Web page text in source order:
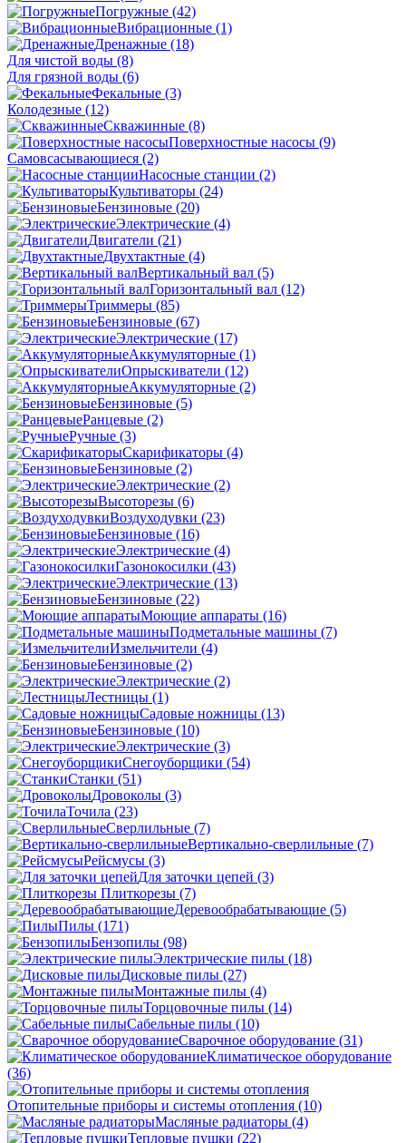
Погружные (42)
Вибрационные (1)
Дренажные (18)
Для чистой воды (8)
Для грязной воды (6)
Фекальные (3)
Колодезные (12)
Скважинные (8)
Поверхностные насосы (9)
Самовсасывающиеся (2)
Насосные станции (2)
Культиваторы (24)
Бензиновые (20)
Электрические (4)
Двигатели (21)
Двухтактные (4)
Вертикальный вал (5)
Горизонтальный вал (12)
Триммеры (85)
Бензиновые (67)
Электрические (17)
Аккумуляторные (1)
Опрыскиватели (12)
Аккумуляторные (2)
Бензиновые (5)
Ранцевые (2)
Ручные (3)
Скарификаторы (4)
Бензиновые (2)
Электрические (2)
Высоторезы (6)
Воздуходувки (23)
Бензиновые (16)
Электрические (4)
Газонокосилки (43)
Электрические (13)
Бензиновые (22)
Моющие аппараты (16)
Подметальные машины (7)
Измельчители (4)
Бензиновые (2)
Электрические (2)
Лестницы (1)
Садовые ножницы (13)
Бензиновые (10)
Электрические (3)
Снегоуборщики (54)
Станки (51)
Дровоколы (3)
Точила (23)
Сверлильные (7)
Вертикально-сверлильные (7)
Рейсмусы (3)
Для заточки цепей (3)
Плиткорезы (7)
Деревообрабатывающие (5)
Пилы (171)
Бензопилы (98)
Электрические пилы (18)
Дисковые пилы (27)
Монтажные пилы (4)
Торцовочные пилы (14)
Сабельные пилы (10)
Сварочное оборудование (31)
Климатическое оборудование
(36)
Отопительные приборы и системы отопления (10)
Масляные радиаторы (4)
Тепловые пушки (22)